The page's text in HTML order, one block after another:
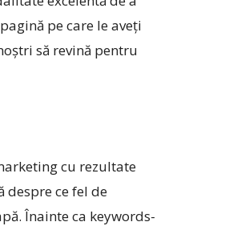
pe care le aveți
să revină pentru
cu rezultate
despre ce fel de
Înainte ca keywords-